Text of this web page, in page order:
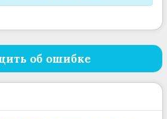
об ошибке